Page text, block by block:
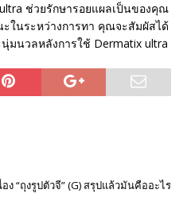
ช่วยรักษารอยแผลเป็นของคุณ
ในระหว่างการทา คุณจะสัมผัสได้
มนวลหลังการใช้ Dermatix ultra
ง “ถุงรูปตัวจี” (G) สรุปแล้วมันคืออะไร